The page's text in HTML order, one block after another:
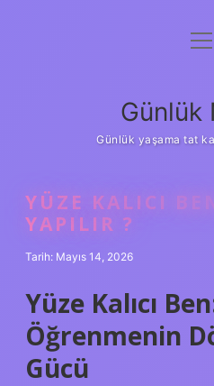
Yasal
Günlük
Günlük yaşama tat
YÜZE KALICI
YAPILIR ?
Tarih: Mayıs 14, 2026
Yüze Kalıcı
Öğrenmenin
Gücü